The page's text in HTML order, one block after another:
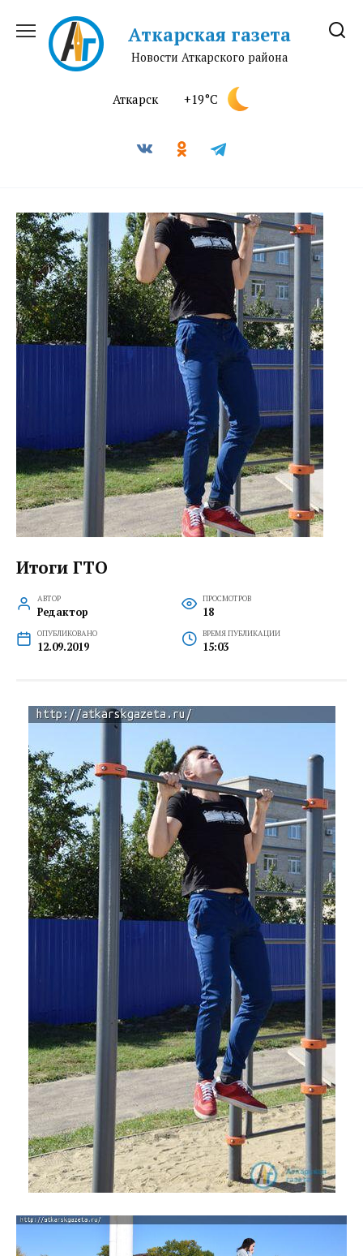
содержанию
Аткарская газета
Новости Аткарского района
Аткарск +19°C
Итоги ГТО
АВТОР
Редактор
ПРОСМОТРОВ
18
ОПУБЛИКОВАНО
12.09.2019
ВРЕМЯ ПУБЛИКАЦИИ
15:03